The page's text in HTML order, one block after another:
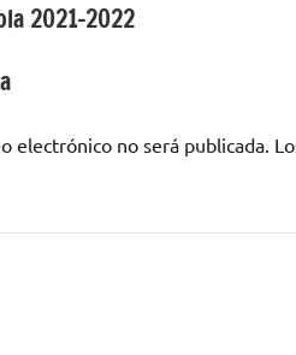
2021-2022
electrónico no será publicada.